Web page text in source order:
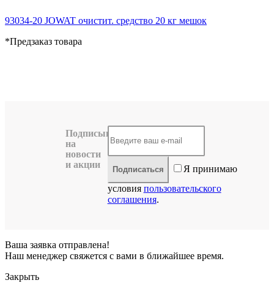
93034-20 JOWAT очистит. средство 20 кг мешок
*Предзаказ товара
Подписывайтесь
на
новости
и акции
Подписаться
Я принимаю
условия пользовательского
соглашения.
Ваша заявка отправлена!
Наш менеджер свяжется с вами в ближайшее время.
Закрыть